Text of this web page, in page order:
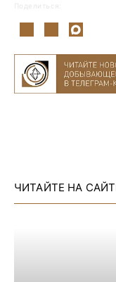
Поделиться:
ЧИТАЙТЕ НА